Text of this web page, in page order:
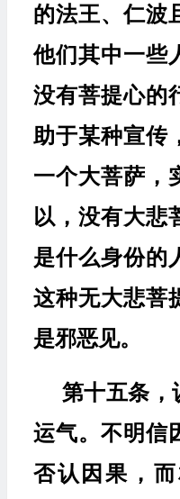
的法王、仁波
他们其中一些
没有菩提心的
助于某种宣传
一个大菩萨，
以，没有大悲
是什么身份的
这种无大悲菩
是邪恶见。
第十五条，
运气。不明信
否认因果，